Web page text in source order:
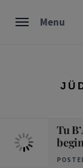
Menu
Tu